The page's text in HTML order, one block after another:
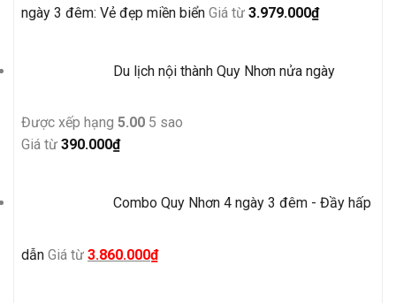
ngày 3 đêm: Vẻ đẹp miền biển Giá từ 3.979.000₫
Du lịch nội thành Quy Nhơn nửa ngày
Được xếp hạng 5.00 5 sao
Giá từ 390.000₫
Combo Quy Nhơn 4 ngày 3 đêm - Đầy hấp
dẫn Giá từ Giá
3.860.000₫Giá